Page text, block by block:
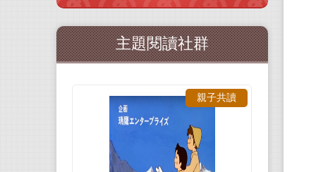
主題閱讀社群
親子共讀